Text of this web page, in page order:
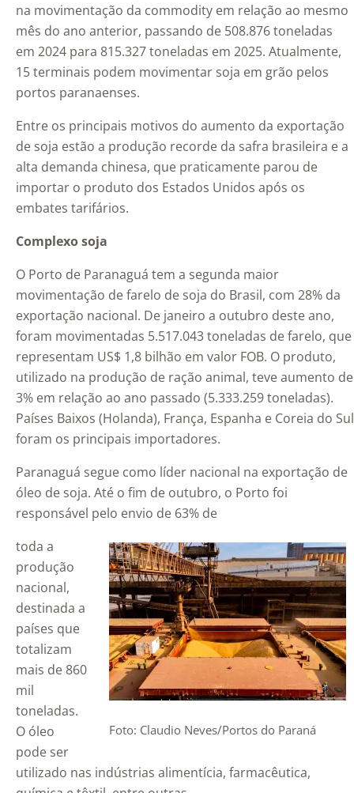
na movimentação da commodity em relação ao mesmo
mês do ano anterior, passando de 508.876 toneladas
em 2024 para 815.327 toneladas em 2025. Atualmente,
15 terminais podem movimentar soja em grão pelos
portos paranaenses.
Entre os principais motivos do aumento da exportação
de soja estão a produção recorde da safra brasileira e a
alta demanda chinesa, que praticamente parou de
importar o produto dos Estados Unidos após os
embates tarifários.
Complexo soja
O Porto de Paranaguá tem a segunda maior
movimentação de farelo de soja do Brasil, com 28% da
exportação nacional. De janeiro a outubro deste ano,
foram movimentadas 5.517.043 toneladas de farelo, que
representam US$ 1,8 bilhão em valor FOB. O produto,
utilizado na produção de ração animal, teve aumento de
3% em relação ao ano passado (5.333.259 toneladas).
Países Baixos (Holanda), França, Espanha e Coreia do Sul
foram os principais importadores.
Paranaguá segue como líder nacional na exportação de
óleo de soja. Até o fim de outubro, o Porto foi
responsável pelo envio de 63% de
Foto: Claudio Neves/Portos do Paraná
toda a
produção
nacional,
destinada a
países que
totalizam
mais de 860
mil
toneladas.
O óleo
pode ser
utilizado nas indústrias alimentícia, farmacêutica,